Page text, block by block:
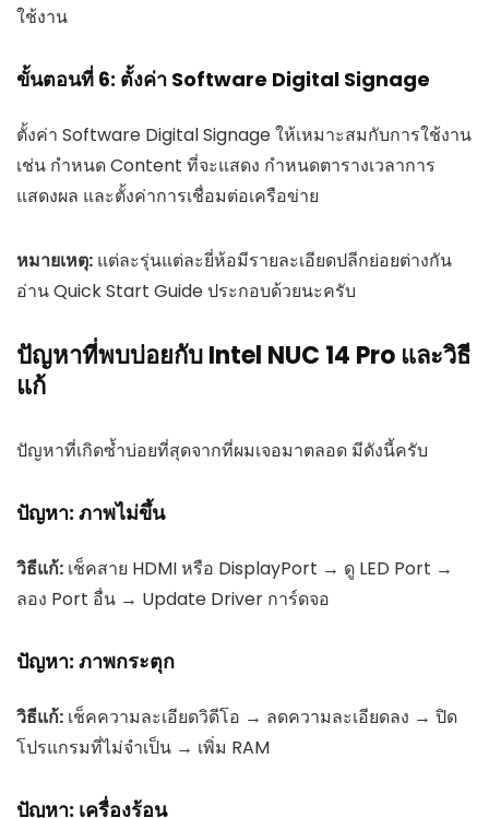
ใช้งาน
ขั้นตอนที่ 6: ตั้งค่า Software Digital Signage
ตั้งค่า Software Digital Signage ให้เหมาะสมกับการใช้งาน
เช่น กำหนด Content ที่จะแสดง กำหนดตารางเวลาการ
แสดงผล และตั้งค่าการเชื่อมต่อเครือข่าย
หมายเหตุ: แต่ละรุ่นแต่ละยี่ห้อมีรายละเอียดปลีกย่อยต่างกัน
อ่าน Quick Start Guide ประกอบด้วยนะครับ
ปัญหาที่พบบ่อยกับ Intel NUC 14 Pro และวิธี
แก้
ปัญหาที่เกิดซ้ำบ่อยที่สุดจากที่ผมเจอมาตลอด มีดังนี้ครับ
ปัญหา: ภาพไม่ขึ้น
วิธีแก้: เช็คสาย HDMI หรือ DisplayPort → ดู LED Port →
ลอง Port อื่น → Update Driver การ์ดจอ
ปัญหา: ภาพกระตุก
วิธีแก้: เช็คความละเอียดวิดีโอ → ลดความละเอียดลง → ปิด
โปรแกรมที่ไม่จำเป็น → เพิ่ม RAM
ปัญหา: เครื่องร้อน